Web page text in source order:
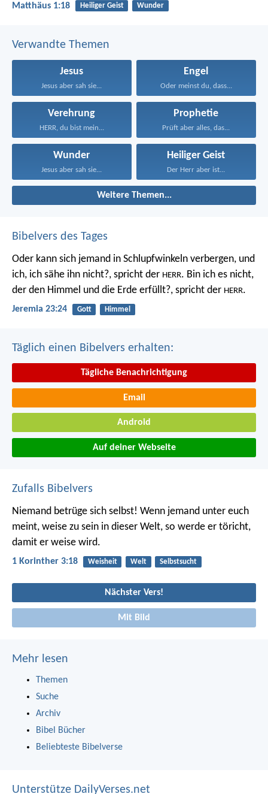
Matthäus 1:18 Heiliger Geist Wunder
Verwandte Themen
Jesus
Jesus aber sah sie...
Engel
Oder meinst du, dass...
Verehrung
HERR, du bist mein...
Prophetie
Prüft aber alles, das...
Wunder
Jesus aber sah sie...
Heiliger Geist
Der Herr aber ist...
Weitere Themen...
Bibelvers des Tages
Oder kann sich jemand in Schlupfwinkeln verbergen, und
ich, ich sähe ihn nicht?, spricht der HERR. Bin ich es nicht,
der den Himmel und die Erde erfüllt?, spricht der HERR.
Jeremia 23:24 Gott Himmel
Täglich einen Bibelvers erhalten:
Tägliche Benachrichtigung
Email
Android
Auf deiner Webseite
Zufalls Bibelvers
Niemand betrüge sich selbst! Wenn jemand unter euch
meint, weise zu sein in dieser Welt, so werde er töricht,
damit er weise wird.
1 Korinther 3:18 Weisheit Welt Selbstsucht
Nächster Vers!
Mit Bild
Mehr lesen
Themen
Suche
Archiv
Bibel Bücher
Beliebteste Bibelverse
Unterstütze DailyVerses.net